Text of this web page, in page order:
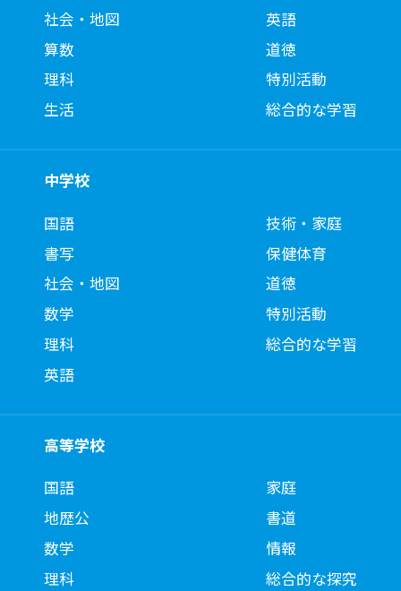
社会・地図
算数
理科
生活
英語
道徳
特別活動
総合的な学習
中学校
国語
書写
社会・地図
数学
理科
英語
技術・家庭
保健体育
道徳
特別活動
総合的な学習
高等学校
国語
地歴公
数学
理科
家庭
書道
情報
総合的な探究